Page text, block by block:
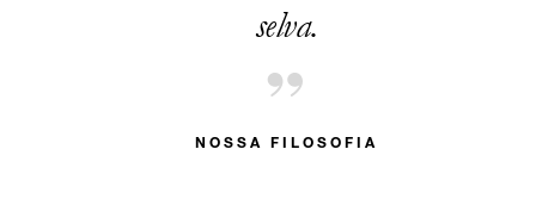
selva.
NOSSA FILOSOFIA